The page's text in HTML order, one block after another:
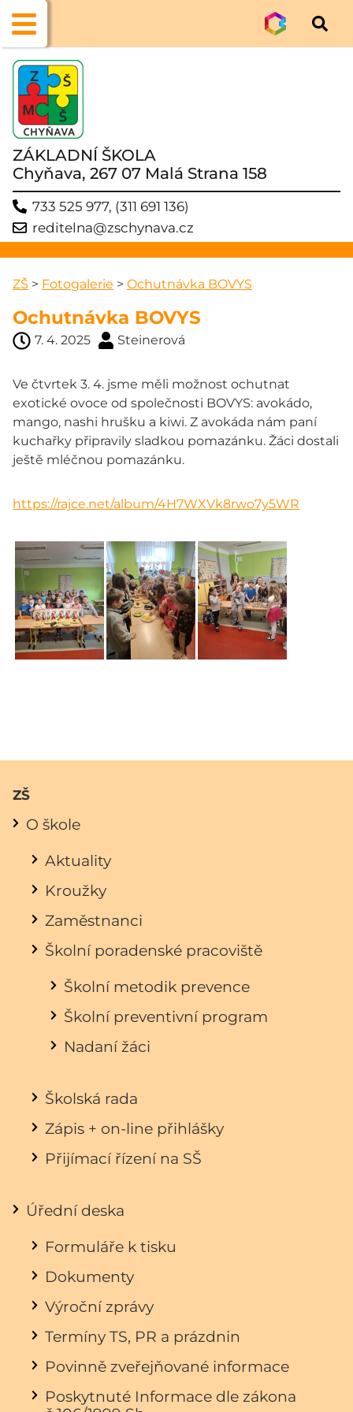
ZÁKLADNÍ ŠKOLA
Chyňava, 267 07 Malá Strana 158
733 525 977, (311 691 136)
reditelna@zschynava.cz
ZŠ > Fotogalerie > Ochutnávka BOVYS
Ochutnávka BOVYS
7. 4. 2025 Steinerová
Ve čtvrtek 3. 4. jsme měli možnost ochutnat
exotické ovoce od společnosti BOVYS: avokádo,
mango, nashi hrušku a kiwi. Z avokáda nám paní
kuchařky připravily sladkou pomazánku. Žáci dostali
ještě mléčnou pomazánku.
https://rajce.net/album/4H7WXVk8rwo7y5WR
ZŠ
O škole
Aktuality
Kroužky
Zaměstnanci
Školní poradenské pracoviště
Školní metodik prevence
Školní preventivní program
Nadaní žáci
Školská rada
Zápis + on-line přihlášky
Přijímací řízení na SŠ
Úřední deska
Formuláře k tisku
Dokumenty
Výroční zprávy
Termíny TS, PR a prázdnin
Povinně zveřejňované informace
Poskytnuté Informace dle zákona